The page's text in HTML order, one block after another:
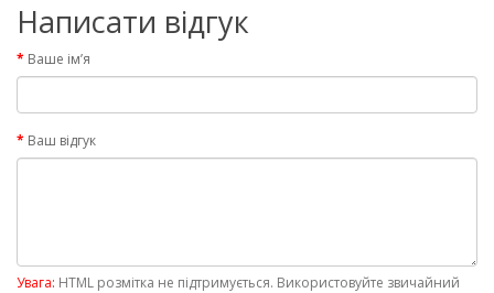
Написати відгук
Ваше ім’я
Ваш відгук
Увага: HTML розмітка не підтримується. Використовуйте звичайний